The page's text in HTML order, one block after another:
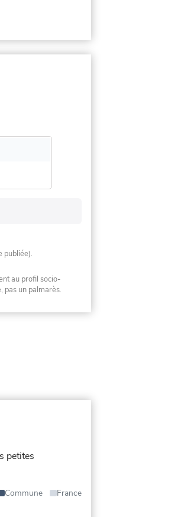
publiée).
au profil socio-
pas un palmarès.
petites
Commune
France